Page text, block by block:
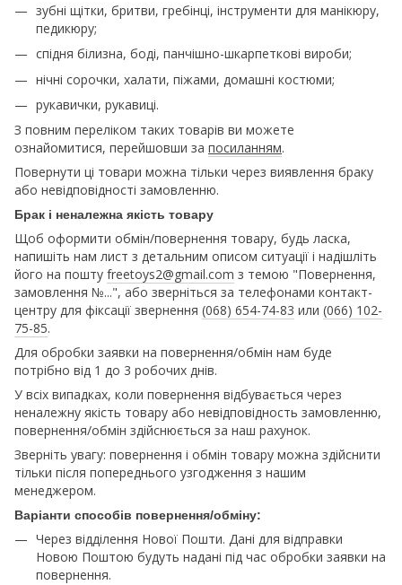
зубні щітки, бритви, гребінці, інструменти для манікюру,
педикюру;
спідня білизна, боді, панчішно-шкарпеткові вироби;
нічні сорочки, халати, піжами, домашні костюми;
рукавички, рукавиці.
З повним переліком таких товарів ви можете
ознайомитися, перейшовши за посиланням.
Повернути ці товари можна тільки через виявлення браку
або невідповідності замовленню.
Брак і неналежна якість товару
Щоб оформити обмін/повернення товару, будь ласка,
напишіть нам лист з детальним описом ситуації і надішліть
його на пошту freetoys2@gmail.com з темою "Повернення,
замовлення №...", або зверніться за телефонами контакт-
центру для фіксації звернення (068) 654-74-83 или (066) 102-
75-85.
Для обробки заявки на повернення/обмін нам буде
потрібно від 1 до 3 робочих днів.
У всіх випадках, коли повернення відбувається через
неналежну якість товару або невідповідность замовленню,
повернення/обмін здійснюється за наш рахунок.
Зверніть увагу: повернення і обмін товару можна здійснити
тільки після попереднього узгодження з нашим
менеджером.
Варіанти способів повернення/обміну:
Через відділення Нової Пошти. Дані для відправки
Новою Поштою будуть надані під час обробки заявки на
повернення.